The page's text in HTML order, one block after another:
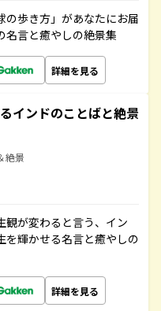
の歩き方」があなたにお届
名言と癒やしの絶景集
詳細を見る
インドのことばと絶景
絶景
観が変わると言う、イン
を輝かせる名言と癒やしの
詳細を見る